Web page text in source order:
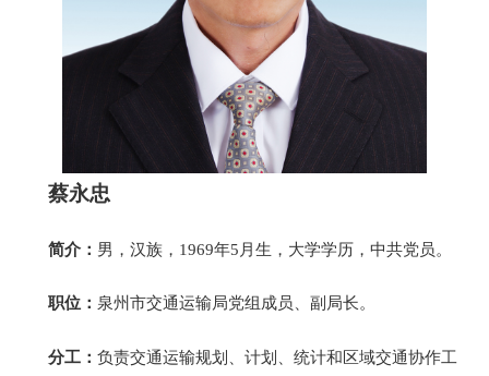
蔡永忠
简介： 男，汉族，1969年5月生，大学学历，中共党员。
职位： 泉州市交通运输局党组成员、副局长。
分工： 负责交通运输规划、计划、统计和区域交通协作工